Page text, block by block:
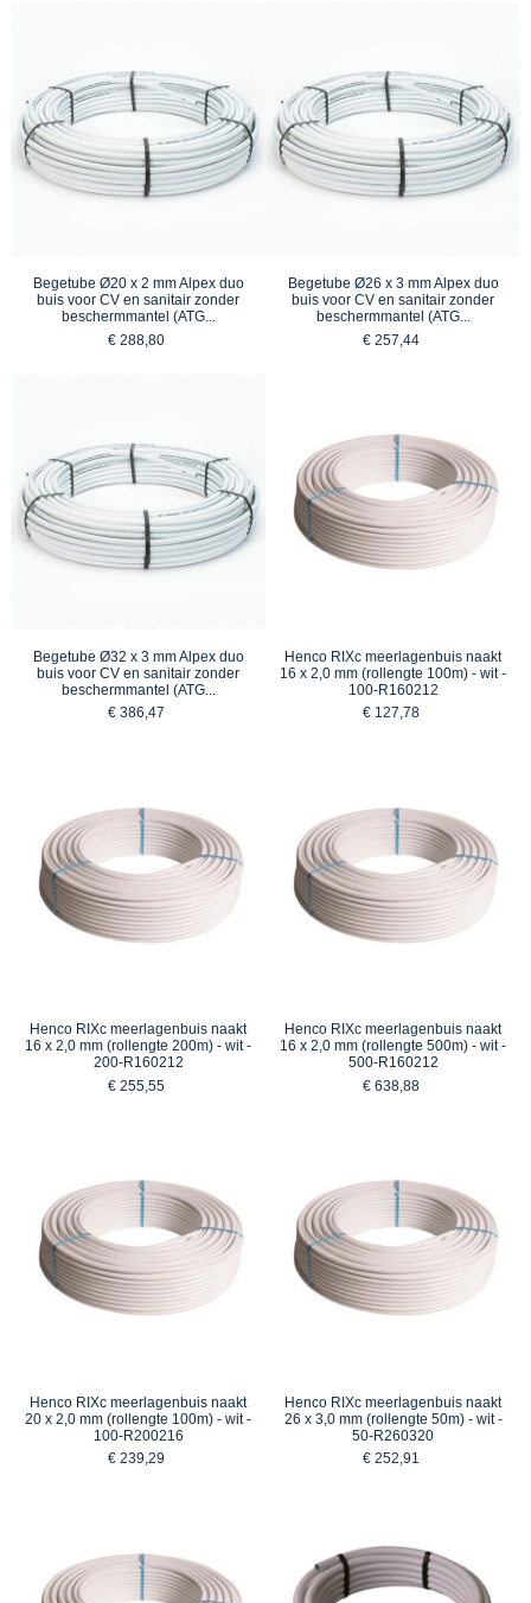
Begetube Ø20 x 2 mm Alpex duo
buis voor CV en sanitair zonder
beschermmantel (ATG...
€ 288,80
Begetube Ø26 x 3 mm Alpex duo
buis voor CV en sanitair zonder
beschermmantel (ATG...
€ 257,44
Begetube Ø32 x 3 mm Alpex duo
buis voor CV en sanitair zonder
beschermmantel (ATG...
€ 386,47
Henco RIXc meerlagenbuis naakt
16 x 2,0 mm (rollengte 100m) - wit -
100-R160212
€ 127,78
Henco RIXc meerlagenbuis naakt
16 x 2,0 mm (rollengte 200m) - wit -
200-R160212
€ 255,55
Henco RIXc meerlagenbuis naakt
16 x 2,0 mm (rollengte 500m) - wit -
500-R160212
€ 638,88
Henco RIXc meerlagenbuis naakt
20 x 2,0 mm (rollengte 100m) - wit -
100-R200216
€ 239,29
Henco RIXc meerlagenbuis naakt
26 x 3,0 mm (rollengte 50m) - wit -
50-R260320
€ 252,91